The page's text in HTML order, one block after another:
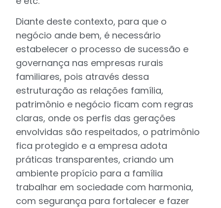
Diante deste contexto, para que o
negócio ande bem, é necessário
estabelecer o processo de sucessão e
governança nas empresas rurais
familiares, pois através dessa
estruturação as relações família,
patrimônio e negócio ficam com regras
claras, onde os perfis das gerações
envolvidas são respeitados, o patrimônio
fica protegido e a empresa adota
práticas transparentes, criando um
ambiente propício para a família
trabalhar em sociedade com harmonia,
com segurança para fortalecer e fazer